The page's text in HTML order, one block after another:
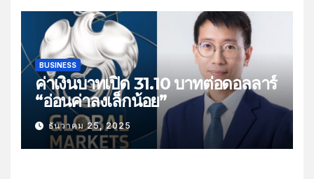
BUSINESS
ค่าเงินบาทเปิด 31.10 บาทต่อดอลลาร์
“อ่อนค่าลงเล็กน้อย”
ธันวาคม 25, 2025